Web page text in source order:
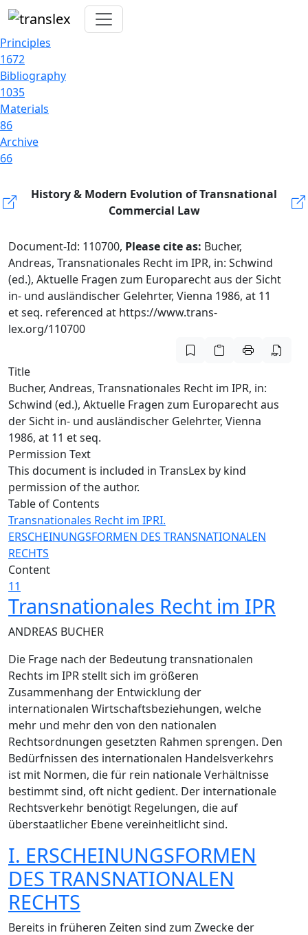
Principles
1672
Bibliography
1035
Materials
86
Archive
66
History & Modern Evolution of Transnational
Commercial Law
Document-Id: 110700, Please cite as: Bucher,
Andreas, Transnationales Recht im IPR, in: Schwind
(ed.), Aktuelle Fragen zum Europarecht aus der Sicht
in- und ausländischer Gelehrter, Vienna 1986, at 11
et seq. referenced at https://www.trans-
lex.org/110700
Title
Bucher, Andreas, Transnationales Recht im IPR, in:
Schwind (ed.), Aktuelle Fragen zum Europarecht aus
der Sicht in- und ausländischer Gelehrter, Vienna
1986, at 11 et seq.
Permission Text
This document is included in TransLex by kind
permission of the author.
Table of Contents
Transnationales Recht im IPRI.
ERSCHEINUNGSFORMEN DES TRANSNATIONALEN
RECHTS
Content
11
Transnationales Recht im IPR
ANDREAS BUCHER
Die Frage nach der Bedeutung transnationalen
Rechts im IPR stellt sich im größeren
Zusammenhang der Entwicklung der
internationalen Wirtschaftsbeziehungen, welche
mehr und mehr den von den nationalen
Rechtsordnungen gesetzten Rahmen sprengen. Den
Bedürfnissen des internationalen Handelsverkehrs
ist mit Normen, die für rein nationale Verhältnisse
bestimmt sind, oft nicht gedient. Der internationale
Rechtsverkehr benötigt Regelungen, die auf
überstaatlicher Ebene vereinheitlicht sind.
I. ERSCHEINUNGSFORMEN
DES TRANSNATIONALEN
RECHTS
Bereits in früheren Zeiten sind zum Zwecke der